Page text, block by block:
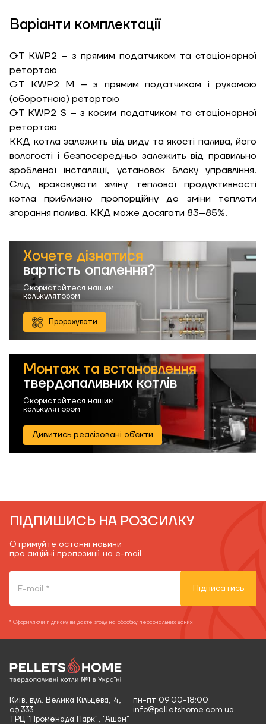
Варіанти комплектації
GT KWP2 – з прямим податчиком та стаціонарної
ретортою
GT KWP2 М – з прямим податчиком і рухомою
(оборотною) ретортою
GT KWP2 S – з косим податчиком та стаціонарної
ретортою
ККД котла залежить від виду та якості палива, його
вологості і безпосередньо залежить від правильно
зробленої інсталяції, установок блоку управління.
Слід враховувати зміну теплової продуктивності
котла приблизно пропорційну до зміни теплоти
згорання палива. ККД може досягати 83–85%.
Хочете дізнатися
вартість опалення?
Скористайтеся нашим
калькулятором
Прорахувати
Монтаж та встановлення
твердопаливних котлів
Скористайтеся нашим
калькулятором
Дивитись реалізовані об'єкти
ПІДПИШИСЬ НА РОЗСИЛКУ
Отримуйте останні новини
про акційні пропозиції на e-mail
Підписатись
* Оформляючи підписку ви даєте згоду на обробку персональних даних
Довжина, м
Ступінь
утеплення, Вт/м
кв
Гарно утеплений, 55
Необхідна
потужність, кВт
Київ, вул. Велика Кільцева, 4,
оф.333
ТРЦ "Променада Парк", "Ашан"
пн-пт 09:00-18:00
info@pelletshome.com.ua
Надіслати